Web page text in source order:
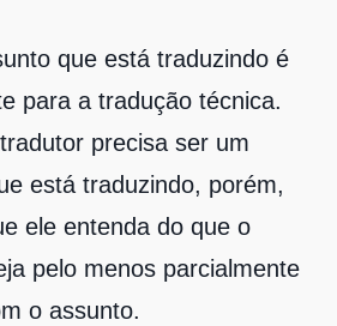
que está traduzindo é
para a tradução técnica.
precisa ser um
está traduzindo, porém,
ele entenda do que o
pelo menos parcialmente
o assunto.